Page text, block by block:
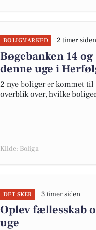
BOLIGMARKED 2 timer siden
Bøgebanken 14
denne uge i
2 nye boliger er kommet til
overblik over, hvilke
Kilde: Boliga
DET SKER 3 timer siden
Oplev fællesskab
uge